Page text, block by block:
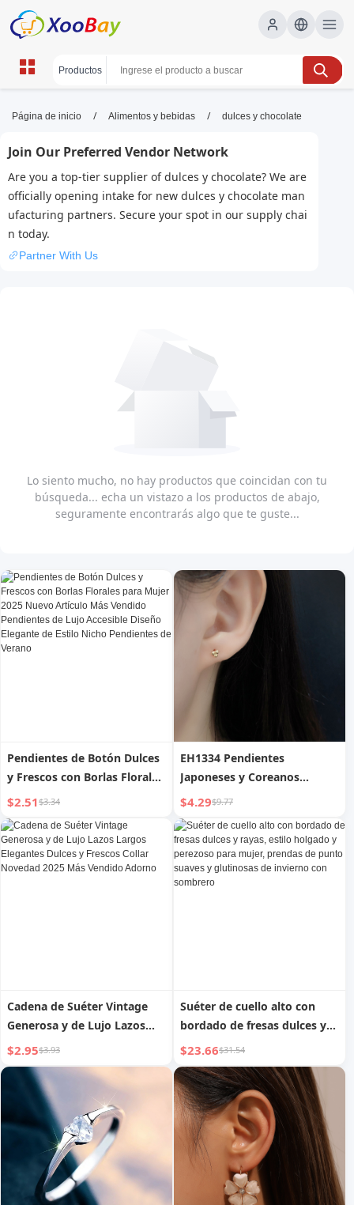
dulces y chocolate | XOOBAY
dulces, chocolate, postres, wholesale dulces y
chocolate, XOOBAY
Descubre dulces y chocolate de calidad: recetas, guías y
productos artesanales para endulzar tu día.
Página de inicio / Alimentos y bebidas / dulces y chocolate
Join Our Preferred Vendor Network
Are you a top-tier supplier of dulces y chocolate? We are
officially opening intake for new dulces y chocolate man
ufacturing partners. Secure your spot in our supply chai
n today.
Partner With Us
Lo siento mucho, no hay productos que coincidan con tu
búsqueda... echa un vistazo a los productos de abajo,
seguramente encontrarás algo que te guste...
Pendientes de Botón Dulces
y Frescos con Borlas Florales
para Mujer 2025 Nuevo
Artículo Más Vendido
Pendientes de Lujo Accesible
Diseño Elegante de Estilo
Nicho Pendientes de Verano
$2.51$3.34
EH1334 Pendientes
Japoneses y Coreanos
Minimalistas Dulces y
Frescos de Lunares de Plata
S925, Pendientes de Bolas
Pequeñas, Joyería para
Mujer
$4.29$9.77
Cadena de Suéter Vintage
Generosa y de Lujo Lazos
Largos Elegantes Dulces y
Frescos Collar Novedad 2025
Más Vendido Adorno
$2.95$3.93
Suéter de cuello alto con
bordado de fresas dulces y
rayas, estilo holgado y
perezoso para mujer,
prendas de punto suaves y
glutinosas de invierno con
sombrero
$23.66$31.54